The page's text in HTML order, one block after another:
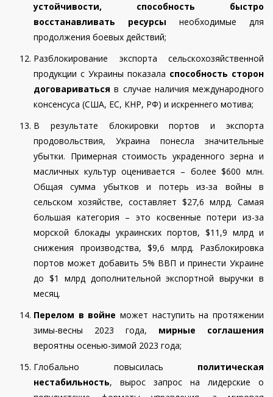
устойчивости, способность быстро
восстанавливать ресурсы необходимые для
продолжения боевых действий;
Разблокирование экспорта сельскохозяйственной
продукции с Украины показала способность сторон
договариваться в случае наличия международного
консенсуса (США, ЕС, КНР, РФ) и искреннего мотива;
В результате блокировки портов и экспорта
продовольствия, Украина понесла значительные
убытки. Примерная стоимость украденного зерна и
масличных культур оценивается – более $600 млн.
Общая сумма убытков и потерь из-за войны в
сельском хозяйстве, составляет $27,6 млрд. Самая
большая категория – это косвенные потери из-за
морской блокады украинских портов, $11,9 млрд и
снижения производства, $9,6 млрд. Разблокировка
портов может добавить 5% ВВП и принести Украине
до $1 млрд дополнительной экспортной выручки в
месяц.
Перелом в войне может наступить на протяжении
зимы-весны 2023 года, мирные соглашения
вероятны осенью-зимой 2023 года;
Глобально повысилась политическая
нестабильность, вырос запрос на лидерские о